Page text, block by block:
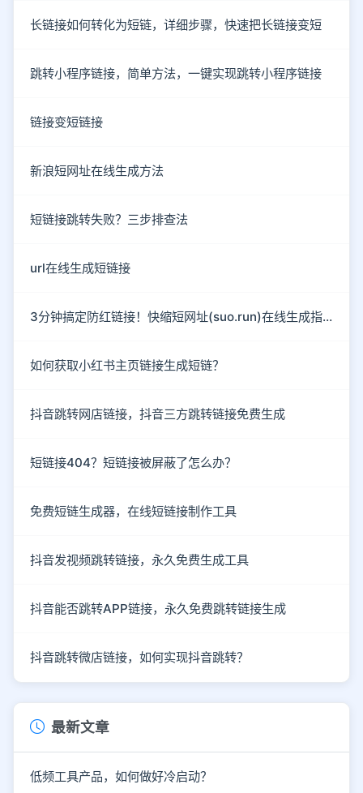
长链接如何转化为短链，详细步骤，快速把长链接变短
跳转小程序链接，简单方法，一键实现跳转小程序链接
链接变短链接
新浪短网址在线生成方法
短链接跳转失败？三步排查法
url在线生成短链接
3分钟搞定防红链接！快缩短网址(suo.run)在线生成指南
如何获取小红书主页链接生成短链？
抖音跳转网店链接，抖音三方跳转链接免费生成
短链接404？短链接被屏蔽了怎么办？
免费短链生成器，在线短链接制作工具
抖音发视频跳转链接，永久免费生成工具
抖音能否跳转APP链接，永久免费跳转链接生成
抖音跳转微店链接，如何实现抖音跳转？
最新文章
低频工具产品，如何做好冷启动？